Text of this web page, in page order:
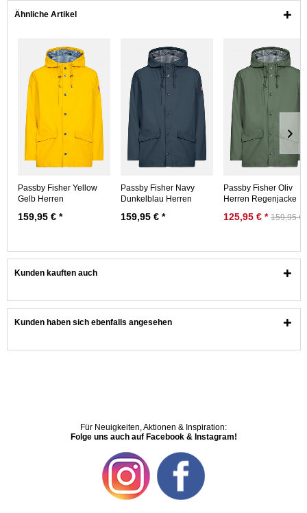
Ähnliche Artikel
Passby Fisher Yellow
Gelb Herren
159,95 € *
Passby Fisher Navy
Dunkelblau Herren
159,95 € *
Passby Fisher Oliv
Herren Regenjacke
125,95 € * 159,95 €
Kunden kauften auch
Kunden haben sich ebenfalls angesehen
Für Neuigkeiten, Aktionen & Inspiration:
Folge uns auch auf Facebook & Instagram!